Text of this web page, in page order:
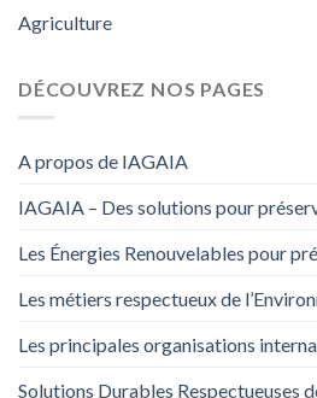
Agriculture
DÉCOUVREZ NOS PAGES
A propos de IAGAIA
IAGAIA – Des solutions pour
Les Énergies Renouvelables pour
Les métiers respectueux de
Les principales organisations
Solutions Durables Respectueuses